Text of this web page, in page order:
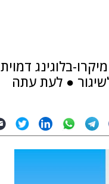
בלוגינג דמוית
● לעת עתה